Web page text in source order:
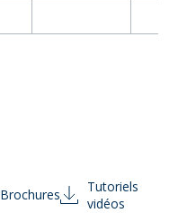
Brochures
Tutoriels
vidéos